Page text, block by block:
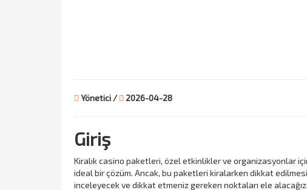
Yönetici / 2026-04-28
Giriş
Kiralık casino paketleri, özel etkinlikler ve organizasyonlar
ideal bir çözüm. Ancak, bu paketleri kiralarken dikkat edilmesi
inceleyecek ve dikkat etmeniz gereken noktaları ele alacağız.